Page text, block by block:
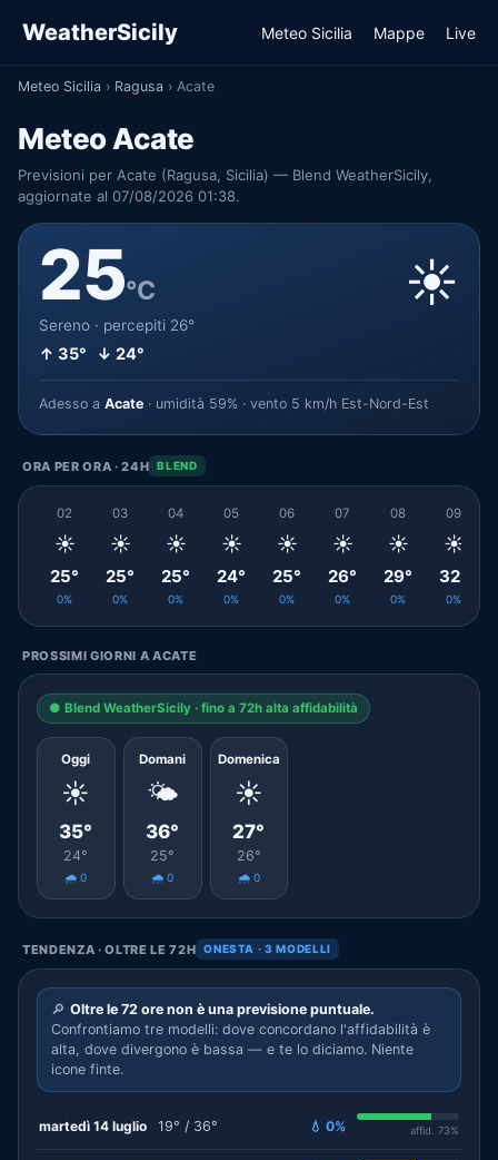
WeatherSicily Meteo Sicilia Mappe Live
Meteo Sicilia › Ragusa › Acate
Meteo Acate
Previsioni per Acate (Ragusa, Sicilia) — Blend WeatherSicily,
aggiornate al 07/08/2026 01:38.
25°C
Sereno · percepiti 26°
↑ 35° ↓ 24°
☀️
Adesso a Acate · umidità 59% · vento 5 km/h Est-Nord-Est
ORA PER ORA · 24H BLEND
02
☀️
25°
0%
03
☀️
25°
0%
04
☀️
25°
0%
05
☀️
24°
0%
06
☀️
25°
0%
07
☀️
26°
0%
08
☀️
29°
0%
09
☀️
32°
0%
PROSSIMI GIORNI A ACATE
● Blend WeatherSicily · fino a 72h alta affidabilità
Oggi
☀️
35°
24°
🌧️ 0
Domani
🌤️
36°
25°
🌧️ 0
Domenica
☀️
27°
26°
🌧️ 0
TENDENZA · OLTRE LE 72H ONESTA · 3 MODELLI
🔎 Oltre le 72 ore non è una previsione puntuale.
Confrontiamo tre modelli: dove concordano l'affidabilità è
alta, dove divergono è bassa — e te lo diciamo. Niente
icone finte.
martedì 14 luglio 19° / 36° 💧 0% affid. 73%